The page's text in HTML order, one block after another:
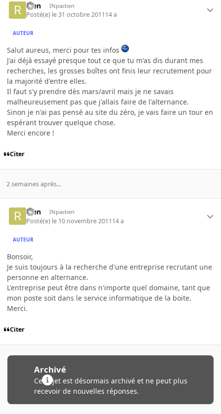
Rien INpactien
Posté(e) le 31 octobre 201114 a
AUTEUR
Salut aureus, merci pour tes infos
J'ai déjà essayé presque tout ce que tu m'as dis durant mes
recherches, les grosses boîtes ont finis leur recrutement pour
la majorité d'entre elles.
Il faut s'y prendre dès mars/avril mais je ne savais
malheureusement pas que j'allais faire de l'alternance.
Sinon je n'ai pas pensé au site du zéro, je vais faire un tour en
espérant trouver quelque chose.
Merci encore !
Citer
2 semaines après...
Rien INpactien
Posté(e) le 10 novembre 201114 a
AUTEUR
Bonsoir,
Je suis toujours à la recherche d'une entreprise recrutant une
personne en alternance.
L'entreprise peut être dans n'importe quel domaine, tant que
mon poste soit dans le service informatique de la boite.
Merci.
Citer
Archivé
Ce sujet est désormais archivé et ne peut plus
recevoir de nouvelles réponses.